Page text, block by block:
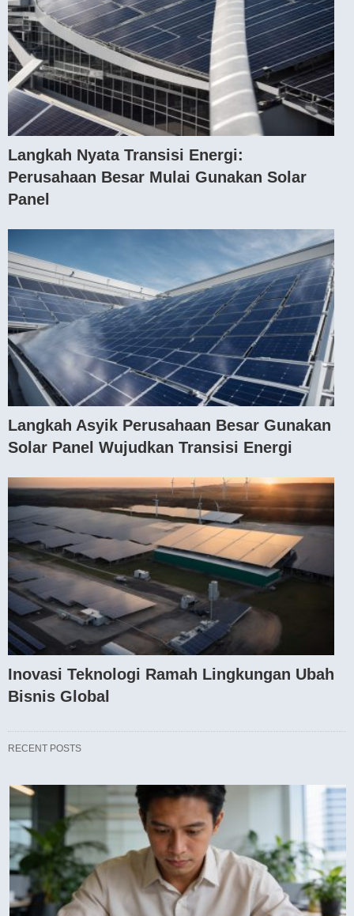
Langkah Nyata Transisi Energi:
Perusahaan Besar Mulai Gunakan Solar
Panel
Langkah Asyik Perusahaan Besar Gunakan
Solar Panel Wujudkan Transisi Energi
Inovasi Teknologi Ramah Lingkungan Ubah
Bisnis Global
RECENT POSTS